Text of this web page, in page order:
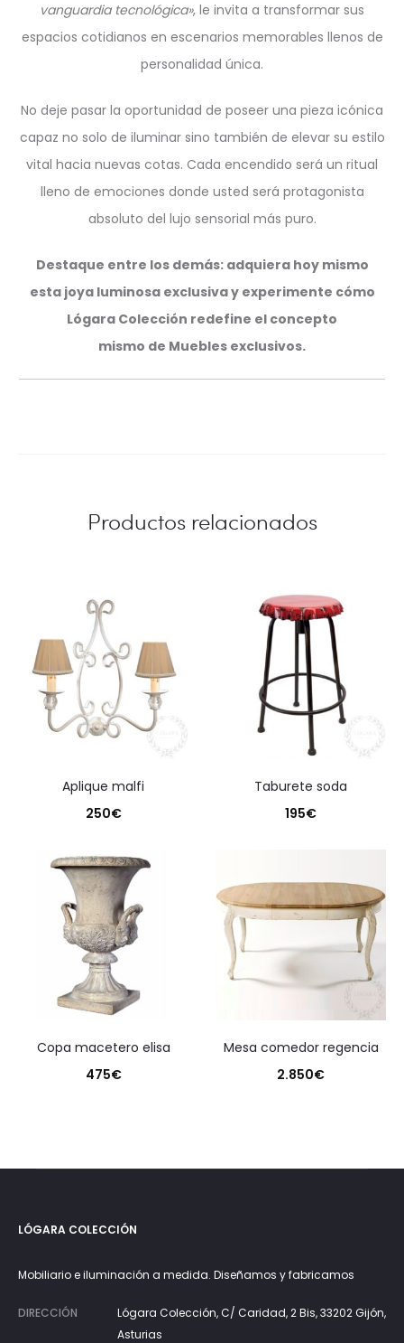
vanguardia tecnológica», le invita a transformar sus
espacios cotidianos en escenarios memorables llenos de
personalidad única.
No deje pasar la oportunidad de poseer una pieza icónica
capaz no solo de iluminar sino también de elevar su estilo
vital hacia nuevas cotas. Cada encendido será un ritual
lleno de emociones donde usted será protagonista
absoluto del lujo sensorial más puro.
Destaque entre los demás: adquiera hoy mismo
esta joya luminosa exclusiva y experimente cómo
Lógara Colección redefine el concepto
mismo de Muebles exclusivos.
Productos relacionados
aplique malfi
250€
taburete soda
195€
copa macetero elisa
475€
mesa comedor regencia
2.850€
LÓGARA COLECCIÓN
Mobiliario e iluminación a medida. Diseñamos y fabricamos
DIRECCIÓN
Lógara Colección, C/ Caridad, 2 Bis, 33202 Gijón,
Asturias